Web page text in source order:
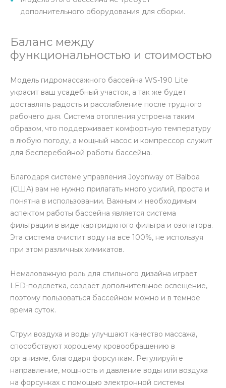
дополнительного оборудования для сборки.
Баланс между
функциональностью и стоимостью
Модель гидромассажного бассейна WS-190 Lite
украсит ваш усадебный участок, а так же будет
доставлять радость и расслабление после трудного
рабочего дня. Система отопления устроена таким
образом, что поддерживает комфортную температуру
в любую погоду, а мощный насос и компрессор служит
для бесперебойной работы бассейна.
Благодаря системе управления Joyonway от Balboa
(США) вам не нужно прилагать много усилий, проста и
понятна в использовании. Важным и необходимым
аспектом работы бассейна является система
фильтрации в виде картриджного фильтра и озонатора.
Эта система очистит воду на все 100%, не используя
при этом различных химикатов.
Немаловажную роль для стильного дизайна играет
LED-подсветка, создаёт дополнительное освещение,
поэтому пользоваться бассейном можно и в темное
время суток.
Струи воздуха и воды улучшают качество массажа,
способствуют хорошему кровообращению в
организме, благодаря форсункам. Регулируйте
направление, мощность и давление воды или воздуха
на форсунках с помощью электронной системы